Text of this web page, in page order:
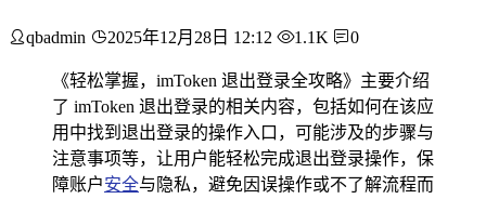
qbadmin 2025年12月28日 12:12 1.1K 0
《轻松掌握，imToken 退出登录全攻略》主要介绍
了 imToken 退出登录的相关内容，包括如何在该应
用中找到退出登录的操作入口，可能涉及的步骤与
注意事项等，让用户能轻松完成退出登录操作，保
障账户安全与隐私，避免因误操作或不了解流程而